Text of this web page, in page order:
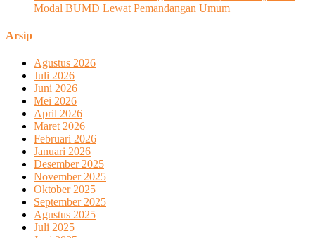
Modal BUMD Lewat Pemandangan Umum
Arsip
Agustus 2026
Juli 2026
Juni 2026
Mei 2026
April 2026
Maret 2026
Februari 2026
Januari 2026
Desember 2025
November 2025
Oktober 2025
September 2025
Agustus 2025
Juli 2025